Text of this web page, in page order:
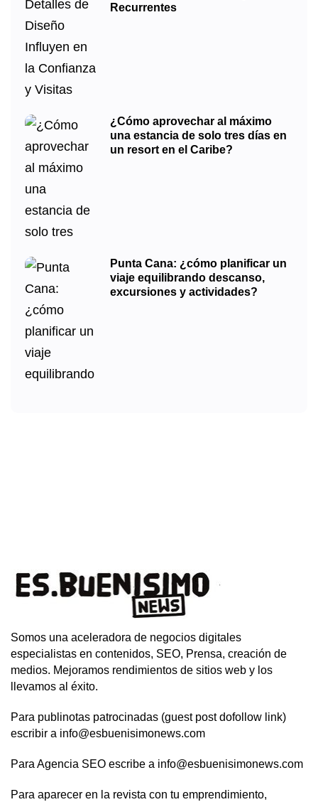
Recurrentes
¿Cómo aprovechar al máximo
una estancia de solo tres días en
un resort en el Caribe?
Punta Cana: ¿cómo planificar un
viaje equilibrando descanso,
excursiones y actividades?
Somos una aceleradora de negocios digitales
especialistas en contenidos, SEO, Prensa, creación de
medios. Mejoramos rendimientos de sitios web y los
llevamos al éxito.
Para publinotas patrocinadas (guest post dofollow link)
escribir a info@esbuenisimonews.com
Para Agencia SEO escribe a info@esbuenisimonews.com
Para aparecer en la revista con tu emprendimiento,